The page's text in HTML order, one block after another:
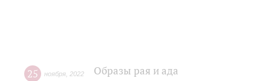
25 ноября 2022 Образы рая и ада